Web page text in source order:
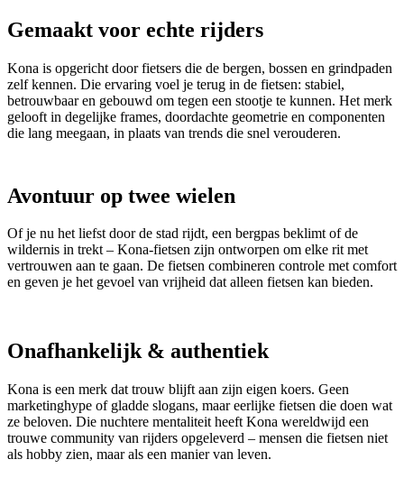
Gemaakt voor echte rijders
Kona is opgericht door fietsers die de bergen, bossen en grindpaden
zelf kennen. Die ervaring voel je terug in de fietsen: stabiel,
betrouwbaar en gebouwd om tegen een stootje te kunnen. Het merk
gelooft in degelijke frames, doordachte geometrie en componenten
die lang meegaan, in plaats van trends die snel verouderen.
Avontuur op twee wielen
Of je nu het liefst door de stad rijdt, een bergpas beklimt of de
wildernis in trekt – Kona-fietsen zijn ontworpen om elke rit met
vertrouwen aan te gaan. De fietsen combineren controle met comfort
en geven je het gevoel van vrijheid dat alleen fietsen kan bieden.
Onafhankelijk & authentiek
Kona is een merk dat trouw blijft aan zijn eigen koers. Geen
marketinghype of gladde slogans, maar eerlijke fietsen die doen wat
ze beloven. Die nuchtere mentaliteit heeft Kona wereldwijd een
trouwe community van rijders opgeleverd – mensen die fietsen niet
als hobby zien, maar als een manier van leven.